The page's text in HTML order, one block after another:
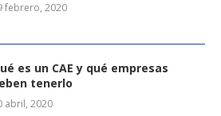
febrero, 2020
es un CAE y qué empresas
tenerlo
abril, 2020